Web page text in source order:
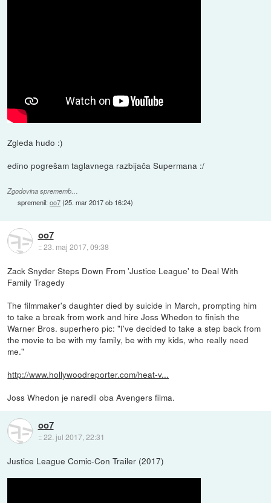
Zgleda hudo :)
edino pogrešam taglavnega razbijača Supermana :/
Zgodovina sprememb…
spremenil:oo7(25. mar 2017 ob 16:24)
oo7
::23. maj 2017, 09:38
Zack Snyder Steps Down From 'Justice League' to Deal With
Family Tragedy
The filmmaker's daughter died by suicide in March, prompting him
to take a break from work and hire Joss Whedon to finish the
Warner Bros. superhero pic: "I've decided to take a step back from
the movie to be with my family, be with my kids, who really need
me."
http://www.hollywoodreporter.com/heat-v...
Joss Whedon je naredil oba Avengers filma.
oo7
::22. jul 2017, 22:31
Justice League Comic-Con Trailer (2017)